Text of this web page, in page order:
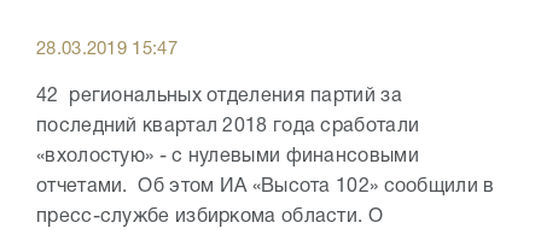
28.03.2019 15:47
42 региональных отделения партий за
последний квартал 2018 года сработали
«вхолостую» - с нулевыми финансовыми
отчетами. Об этом ИА «Высота 102» сообщили в
пресс-службе избиркома области. О